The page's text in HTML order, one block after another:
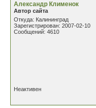
Александр Клименок
Автор сайта
Откуда: Калининград
Зарегистрирован: 2007-02-10
Сообщений: 4610
Неактивен